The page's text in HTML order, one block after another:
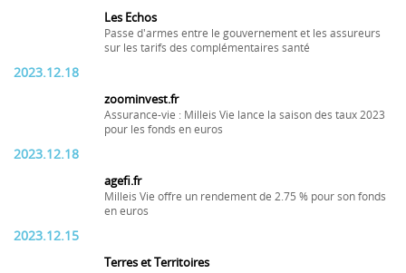
Les Echos
Passe d'armes entre le gouvernement et les assureurs
sur les tarifs des complémentaires santé
2023.12.18
zoominvest.fr
Assurance-vie : Milleis Vie lance la saison des taux 2023
pour les fonds en euros
2023.12.18
agefi.fr
Milleis Vie offre un rendement de 2.75 % pour son fonds
en euros
2023.12.15
Terres et Territoires